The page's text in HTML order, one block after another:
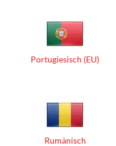
Portugiesisch (EU)
Rumänisch